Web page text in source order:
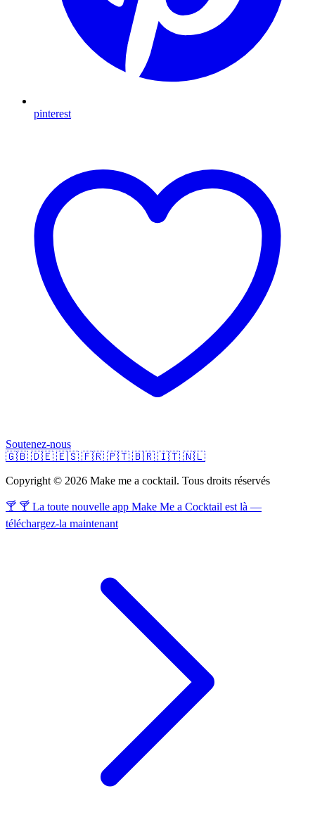
pinterest
Soutenez-nous
🇬🇧 🇩🇪 🇪🇸 🇫🇷 🇵🇹 🇧🇷 🇮🇹 🇳🇱
Copyright © 2026 Make me a cocktail. Tous droits réservés
🍸 🍸 La toute nouvelle app Make Me a Cocktail est là —
téléchargez-la maintenant